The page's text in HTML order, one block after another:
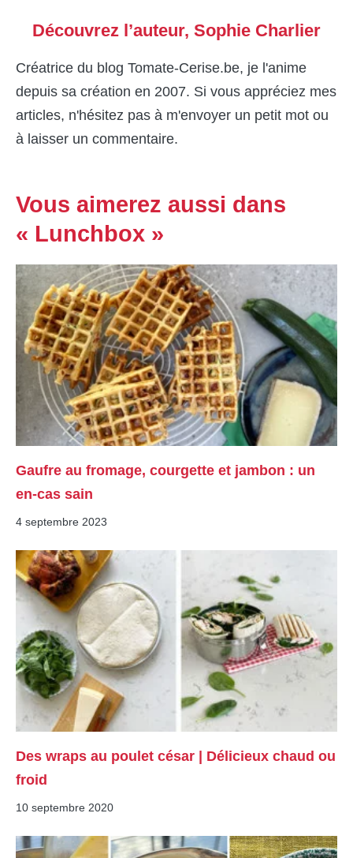
Découvrez l’auteur, Sophie Charlier
Créatrice du blog Tomate-Cerise.be, je l'anime
depuis sa création en 2007. Si vous appréciez mes
articles, n'hésitez pas à m'envoyer un petit mot ou
à laisser un commentaire.
Vous aimerez aussi dans
« Lunchbox »
Gaufre au fromage, courgette et jambon : un
en-cas sain
4 septembre 2023
Des wraps au poulet césar | Délicieux chaud ou
froid
10 septembre 2020